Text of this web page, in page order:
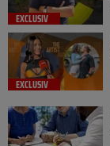
EXCLUSIV
EXCLUSIV